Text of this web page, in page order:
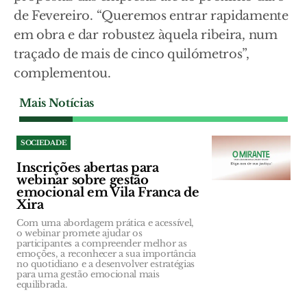
de Fevereiro. “Queremos entrar rapidamente
em obra e dar robustez àquela ribeira, num
traçado de mais de cinco quilómetros”,
complementou.
Mais Notícias
SOCIEDADE
Inscrições abertas para
webinar sobre gestão
emocional em Vila Franca de
Xira
Com uma abordagem prática e acessível,
o webinar promete ajudar os
participantes a compreender melhor as
emoções, a reconhecer a sua importância
no quotidiano e a desenvolver estratégias
para uma gestão emocional mais
equilibrada.